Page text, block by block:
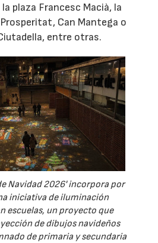
plaza Francesc Macià, la
Can Mantega o
entre otras.
Navidad 2026' incorpora por
iniciativa de iluminación
escuelas, un proyecto que
de dibujos navideños
de primaria y secundaria